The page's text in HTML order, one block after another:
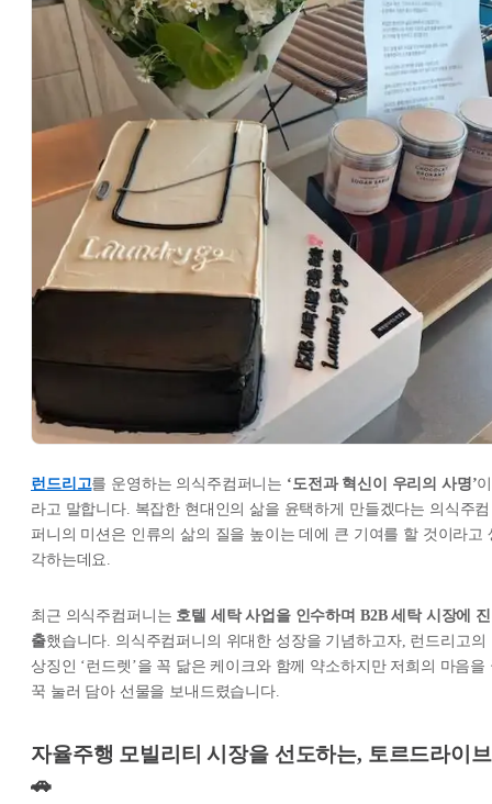
런드리고를 운영하는 의식주컴퍼니는 ‘도전과 혁신이 우리의 사명’이
라고 말합니다. 복잡한 현대인의 삶을 윤택하게 만들겠다는 의식주컴
퍼니의 미션은 인류의 삶의 질을 높이는 데에 큰 기여를 할 것이라고
각하는데요.
최근 의식주컴퍼니는 호텔 세탁 사업을 인수하며 B2B 세탁 시장에 진
출했습니다. 의식주컴퍼니의 위대한 성장을 기념하고자, 런드리고의
상징인 ‘런드렛’을 꼭 닮은 케이크와 함께 약소하지만 저희의 마음을
꾹 눌러 담아 선물을 보내드렸습니다.
자율주행 모빌리티 시장을 선도하는, 토르드라이브
🚗